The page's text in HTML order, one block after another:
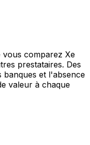
vous comparez Xe
prestataires. Des
banques et l'absence
valeur à chaque